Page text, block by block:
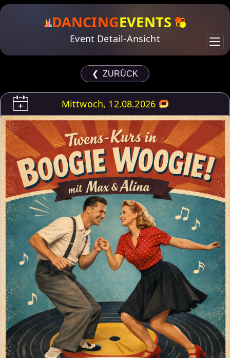
DANCINGEVENTS
Event Detail-Ansicht
❮ ZURÜCK
Mittwoch, 12.08.2026